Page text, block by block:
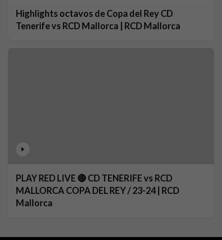
Highlights octavos de Copa del Rey CD
Tenerife vs RCD Mallorca | RCD Mallorca
PLAY RED LIVE 🔴 CD TENERIFE vs RCD
MALLORCA COPA DEL REY / 23-24 | RCD
Mallorca